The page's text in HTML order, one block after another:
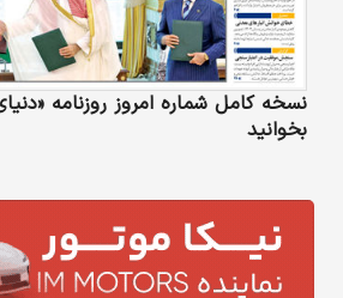
نسخه کامل شماره امروز روزنامه
بخوانید